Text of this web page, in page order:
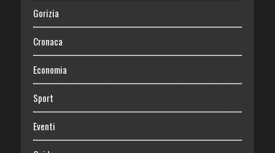
Gorizia
Cronaca
Economia
Sport
Eventi